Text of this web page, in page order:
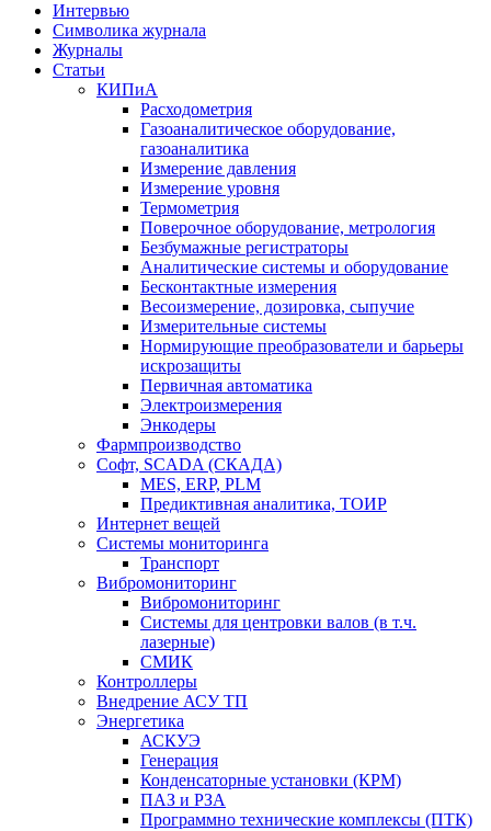
Интервью
Символика журнала
Журналы
Статьи
КИПиА
Расходометрия
Газоаналитическое оборудование,
газоаналитика
Измерение давления
Измерение уровня
Термометрия
Поверочное оборудование, метрология
Безбумажные регистраторы
Аналитические системы и оборудование
Бесконтактные измерения
Весоизмерение, дозировка, сыпучие
Измерительные системы
Нормирующие преобразователи и барьеры
искрозащиты
Первичная автоматика
Электроизмерения
Энкодеры
Фармпроизводство
Софт, SCADA (СКАДА)
MES, ERP, PLM
Предиктивная аналитика, ТОИР
Интернет вещей
Системы мониторинга
Транспорт
Вибромониторинг
Вибромониторинг
Системы для центровки валов (в т.ч.
лазерные)
СМИК
Контроллеры
Внедрение АСУ ТП
Энергетика
АСКУЭ
Генерация
Конденсаторные установки (КРМ)
ПАЗ и РЗА
Программно технические комплексы (ПТК)